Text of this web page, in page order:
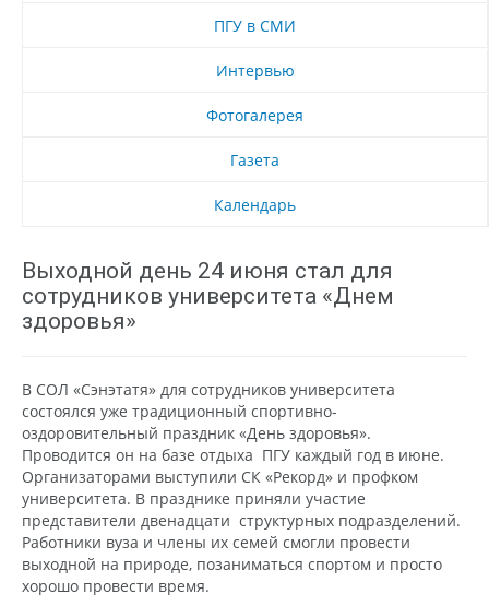
ПГУ в СМИ
Интервью
Фотогалерея
Газета
Календарь
Выходной день 24 июня стал для
сотрудников университета «Днем
здоровья»
В СОЛ «Сэнэтатя» для сотрудников университета
состоялся уже традиционный спортивно-
оздоровительный праздник «День здоровья».
Проводится он на базе отдыха ПГУ каждый год в июне.
Организаторами выступили СК «Рекорд» и профком
университета. В празднике приняли участие
представители двенадцати структурных подразделений.
Работники вуза и члены их семей смогли провести
выходной на природе, позаниматься спортом и просто
хорошо провести время.